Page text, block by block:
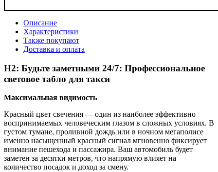
Описание
Характеристики
Также покупают
Доставка и оплата
H2: Будьте заметными 24/7: Профессиональное
световое табло для такси
Максимальная видимость
Красный цвет свечения — один из наиболее эффективно
воспринимаемых человеческим глазом в сложных условиях. В
густом тумане, проливной дождь или в ночном мегаполисе
именно насыщенный красный сигнал мгновенно фиксирует
внимание пешехода и пассажира. Ваш автомобиль будет
заметен за десятки метров, что напрямую влияет на
количество посадок и доход за смену.